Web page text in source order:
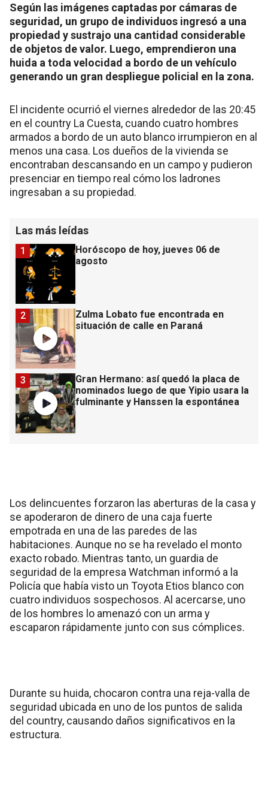
Según las imágenes captadas por cámaras de
seguridad, un grupo de individuos ingresó a una
propiedad y sustrajo una cantidad considerable
de objetos de valor. Luego, emprendieron una
huida a toda velocidad a bordo de un vehículo
generando un gran despliegue policial en la zona.
El incidente ocurrió el viernes alrededor de las 20:45
en el country La Cuesta, cuando cuatro hombres
armados a bordo de un auto blanco irrumpieron en al
menos una casa. Los dueños de la vivienda se
encontraban descansando en un campo y pudieron
presenciar en tiempo real cómo los ladrones
ingresaban a su propiedad.
Las más leídas
Horóscopo de hoy, jueves 06 de
agosto
1
Zulma Lobato fue encontrada en
situación de calle en Paraná
2
Gran Hermano: así quedó la placa de
nominados luego de que Yipio usara la
fulminante y Hanssen la espontánea
3
Los delincuentes forzaron las aberturas de la casa y
se apoderaron de dinero de una caja fuerte
empotrada en una de las paredes de las
habitaciones. Aunque no se ha revelado el monto
exacto robado. Mientras tanto, un guardia de
seguridad de la empresa Watchman informó a la
Policía que había visto un Toyota Etios blanco con
cuatro individuos sospechosos. Al acercarse, uno
de los hombres lo amenazó con un arma y
escaparon rápidamente junto con sus cómplices.
Durante su huida, chocaron contra una reja-valla de
seguridad ubicada en uno de los puntos de salida
del country, causando daños significativos en la
estructura.